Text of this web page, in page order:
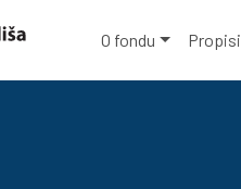
O fondu
Propisi